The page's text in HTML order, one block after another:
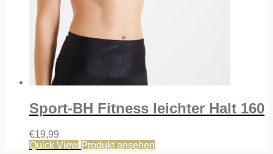
Sport-BH Fitness leichter Halt 160
€19,99
Quick View Produkt ansehen